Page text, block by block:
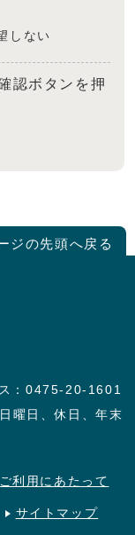
しない
認ボタンを押
ジの先頭へ戻る
：0475-20-1601
曜日、休日、年末
ご利用にあたって
サイトマップ